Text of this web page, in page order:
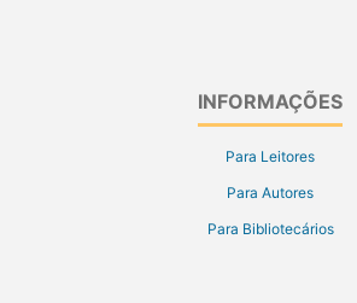
INFORMAÇÕES
Para Leitores
Para Autores
Para Bibliotecários